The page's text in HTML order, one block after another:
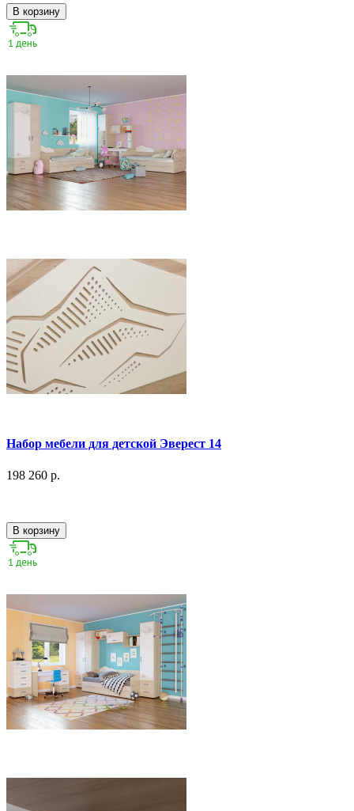
В корзину
Набор мебели для детской Эверест 14
198 260 р.
В корзину